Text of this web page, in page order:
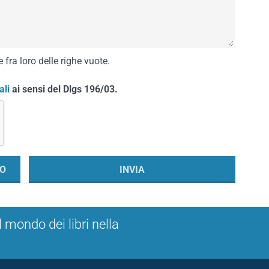
fra loro delle righe vuote.
ai sensi del Dlgs 196/03.
mondo dei libri nella